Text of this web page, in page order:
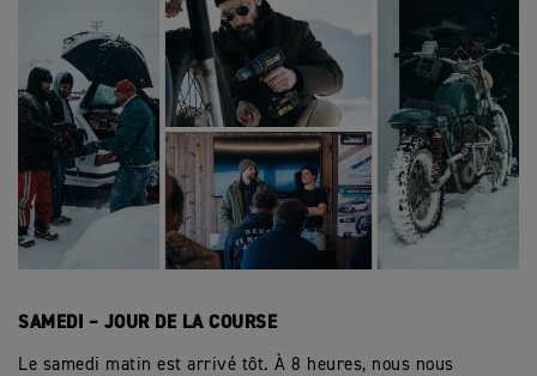
SAMEDI – JOUR DE LA COURSE
Le samedi matin est arrivé tôt. À 8 heures, nous nous